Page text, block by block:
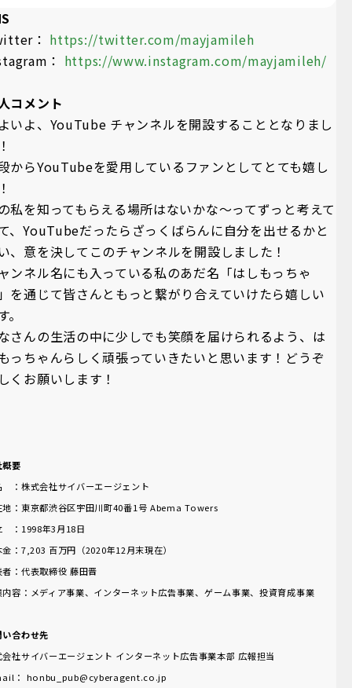
： https://twitter.com/mayjamileh
： https://www.instagram.com/mayjamileh/
コメント
いよ、YouTube チャンネルを開設することとなりまし
からYouTubeを愛用しているファンとしてとても嬉し
私を知ってもらえる場所はないかな〜ってずっと考えて
、YouTubeだったらざっくばらんに自分を出せるかと
、意を決してこのチャンネルを開設しました！
ンネル名にも入っている私のあだ名「はしもっちゃ
を通じて皆さんともっと繋がり合えていけたら嬉しい
。
さんの生活の中に少しでも笑顔を届けられるよう、は
っちゃんらしく頑張っていきたいと思います！どうぞ
くお願いします！
概要
：株式会社サイバーエージェント
地：東京都渋谷区宇田川町40番1号 Abema Towers
：1998年3月18日
金：7,203 百万円（2020年12月末現在）
者：代表取締役 藤田晋
内容：メディア事業、インターネット広告事業、ゲーム事業、投資育成事業
い合わせ先
会社サイバーエージェント インターネット広告事業本部 広報担当
： honbu_pub@cyberagent.co.jp